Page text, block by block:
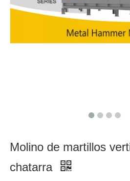
Molino de martillos
chatarra